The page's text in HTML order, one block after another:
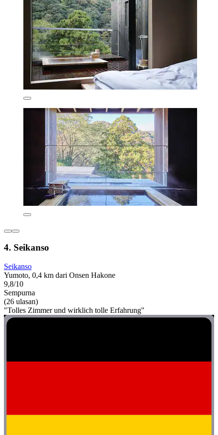
4. Seikanso
Seikanso
Yumoto, 0,4 km dari Onsen Hakone
9,8/10
Sempurna
(26 ulasan)
"Tolles Zimmer und wirklich tolle Erfahrung"